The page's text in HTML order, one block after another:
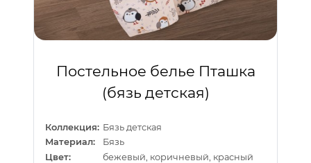
Постельное белье Пташка
(бязь детская)
Коллекция: Бязь детская
Материал:
Бязь
Цвет:
бежевый, коричневый, красный